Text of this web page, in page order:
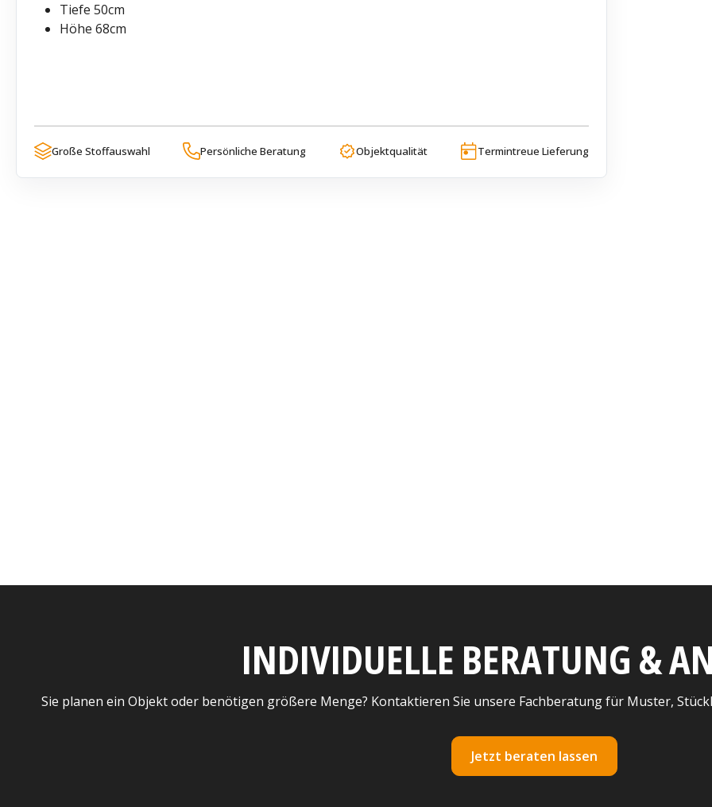
Tiefe 50cm
Höhe 68cm
Große Stoffauswahl Persönliche Beratung Objektqualität Termintreue Lieferung
INDIVIDUELLE BERATUNG &
Sie planen ein Objekt oder benötigen größere Menge? Kontaktieren Sie unsere Fachberatung für Muster,
Jetzt beraten lassen